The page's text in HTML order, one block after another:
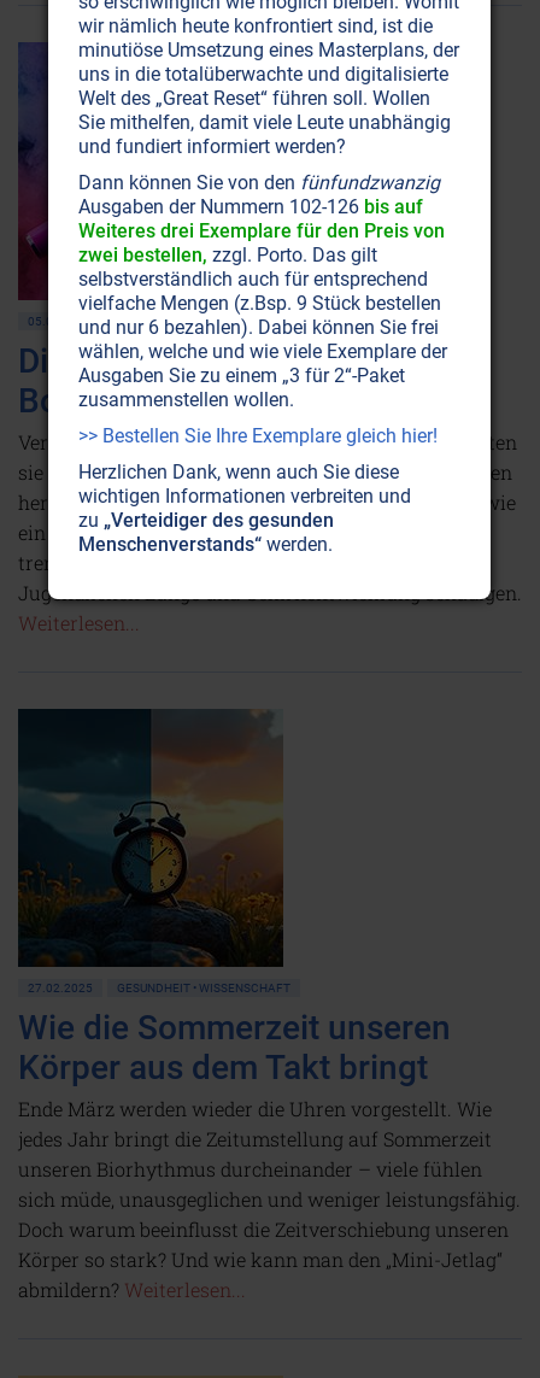
05.03.2025 GESUNDHEIT • WISSENSCHAFT POLITIK • GESELLSCHAFT
Die dunkle Seite des Vape-
Booms
Verdampfer haben einen vermeintlich guten Ruf, gelten
sie doch als harmlos und gesündere Alternative zu den
herkömmlichen Zigaretten. Doch das stimmt nicht, wie
ein Facharzt für Lungenkrankheiten warnt. Die
trendigen E-Zigaretten können vor allem bei
Jugendlichen Lunge und Gehirnentwicklung schädigen.
Weiterlesen...
27.02.2025 GESUNDHEIT • WISSENSCHAFT
Wie die Sommerzeit unseren
Körper aus dem Takt bringt
Ende März werden wieder die Uhren vorgestellt. Wie
jedes Jahr bringt die Zeitumstellung auf Sommerzeit
unseren Biorhythmus durcheinander – viele fühlen
sich müde, unausgeglichen und weniger leistungsfähig.
Doch warum beeinflusst die Zeitverschiebung unseren
Körper so stark? Und wie kann man den „Mini-Jetlag“
abmildern? Weiterlesen...
wir nämlich heute konfrontiert sind, ist die
minutiöse Umsetzung eines Masterplans, der
uns in die totalüberwachte und digitalisierte
Welt des „Great Reset“ führen soll. Wollen
Sie mithelfen, damit viele Leute unabhängig
und fundiert informiert werden?
Dann können Sie von den fünfundzwanzig
Ausgaben der Nummern 102-126 bis auf
Weiteres drei Exemplare für den Preis von
zwei bestellen, zzgl. Porto. Das gilt
selbstverständlich auch für entsprechend
vielfache Mengen (z.Bsp. 9 Stück bestellen
und nur 6 bezahlen). Dabei können Sie frei
wählen, welche und wie viele Exemplare der
Ausgaben Sie zu einem „3 für 2“-Paket
zusammenstellen wollen.
>> Bestellen Sie Ihre Exemplare gleich hier!
Herzlichen Dank, wenn auch Sie diese
wichtigen Informationen verbreiten und
zu „Verteidiger des gesunden
Menschenverstands“ werden.